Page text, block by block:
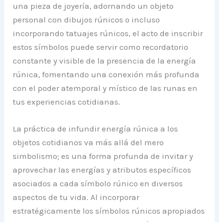
una pieza de joyería, adornando un objeto
personal con dibujos rúnicos o incluso
incorporando tatuajes rúnicos, el acto de inscribir
estos símbolos puede servir como recordatorio
constante y visible de la presencia de la energía
rúnica, fomentando una conexión más profunda
con el poder atemporal y místico de las runas en
tus experiencias cotidianas.
La práctica de infundir energía rúnica a los
objetos cotidianos va más allá del mero
simbolismo; es una forma profunda de invitar y
aprovechar las energías y atributos específicos
asociados a cada símbolo rúnico en diversos
aspectos de tu vida. Al incorporar
estratégicamente los símbolos rúnicos apropiados